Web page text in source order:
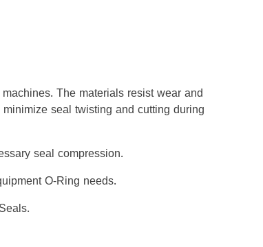
The materials resist wear and
seal twisting and cutting during
seal compression.
O-Ring needs.